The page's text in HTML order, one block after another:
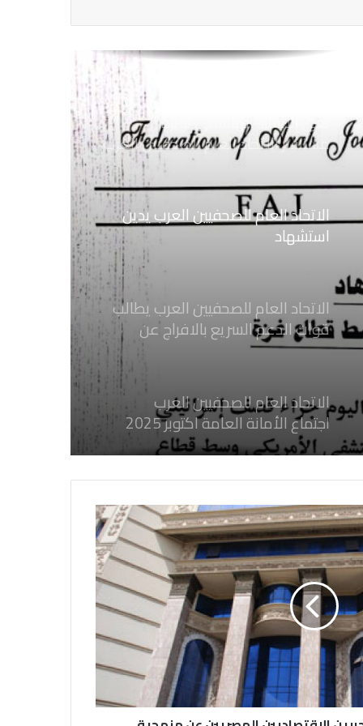
الاتحاد العام للصحفيين العرب يتضامن
مع نقابة الصحفيين اليمنيين فى عدن
ضد الإجراءات التعسفية من السلطات
نعي الاستاذ الهاشمي نويرة
مستشار الاتحاد العام للصحفيين العرب
الاتحاد العام للصحفيين العرب يدين
استشهاد
ثلاثة صحفيين فلسطينيين باستهداف
الاتحاد العام للصحفيين العرب يطالب
قوات الدعم السريع بالافراج عن
الصحفيين السودانيين المعتقلين لديها
الاتحاد العام للصحفيين العرب
اجتماع الأمانة العامة اكتوبر 2025
بكل قوة جرائم الاحتلال الصهيوني فى
غزة والتي نتج عنها اغتيال خمسة
صحفيين فلسطينيين
الاتحاد العام للصحفيين العرب يدين
بكل قوة جريمة إغتيال الاحتلال
الصهيوني للصحفيين الفسطينيين فى
غزة
الاتحاد العام للصحفيين العرب يطالب
بدعم حرية الصحافة فى الدول العربية